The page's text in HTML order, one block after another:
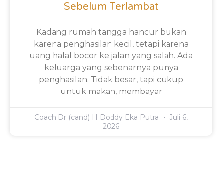
Sebelum Terlambat
Kadang rumah tangga hancur bukan
karena penghasilan kecil, tetapi karena
uang halal bocor ke jalan yang salah. Ada
keluarga yang sebenarnya punya
penghasilan. Tidak besar, tapi cukup
untuk makan, membayar
Coach Dr (cand) H Doddy Eka Putra
Juli 6,
2026